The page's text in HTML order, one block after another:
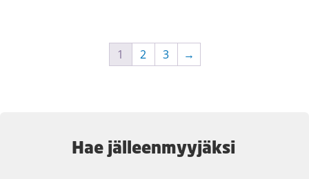
1 2 3 →
Hae jälleenmyyjäksi